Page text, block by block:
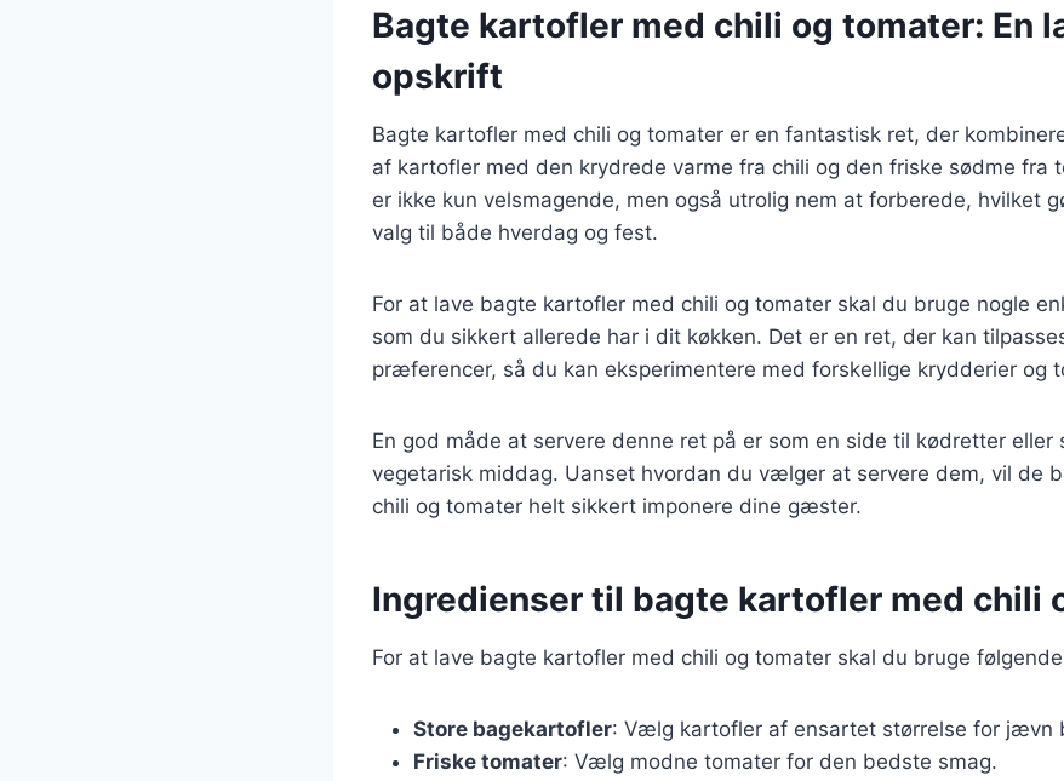
Bagte kartofler med chili og tomater: En
opskrift
Bagte kartofler med chili og tomater er en fantastisk ret, der
af kartofler med den krydrede varme fra chili og den friske sødme fra
er ikke kun velsmagende, men også utrolig nem at forberede, hvilket
valg til både hverdag og fest.
For at lave bagte kartofler med chili og tomater skal du bruge nogle
som du sikkert allerede har i dit køkken. Det er en ret, der kan
præferencer, så du kan eksperimentere med forskellige krydderier og
En god måde at servere denne ret på er som en side til kødretter eller
vegetarisk middag. Uanset hvordan du vælger at servere dem, vil de
chili og tomater helt sikkert imponere dine gæster.
Ingredienser til bagte kartofler med chili
For at lave bagte kartofler med chili og tomater skal du bruge
Store bagekartofler: Vælg kartofler af ensartet størrelse for jævn
Friske tomater: Vælg modne tomater for den bedste smag.